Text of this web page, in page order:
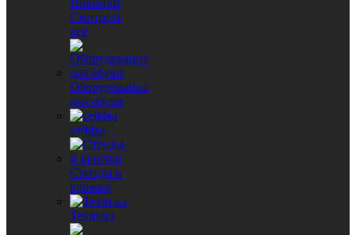
Новинки
Смотреть
все
Оборудование
для обуви
сейфы
Стенды и
крючки
Техника